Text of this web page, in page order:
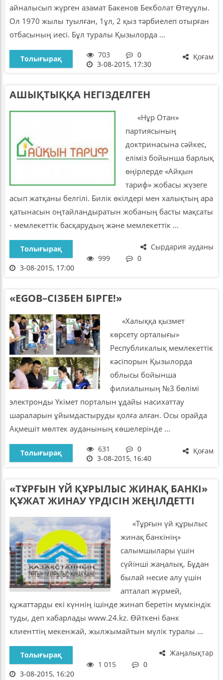
айналысып жүрген азамат Бакенов Бекболат Өтеуұлы.
Ол 1970 жылы туылған, 1ұл, 2 қыз тәрбиелеп отырған
отбасының иесі. Бұл туралы Қызылорда ...
Қоғам
Толығырақ 703
0
3-08-2015, 17:30
АШЫҚТЫҚҚА НЕГІЗДЕЛГЕН
«Нұр Отан»
партиясының
доктринасына сәйкес,
еліміз бойынша барлық
өңірлерде «Айқын
тариф» жобасы жүзеге
асып жатқаны белгілі. Билік өкілдері мен халықтың ара
қатынасын оңтайландыратын жобаның басты мақсаты
- мемлекеттік басқарудың және мемлекеттік ...
Сырдария ауданы
Толығырақ
999
0
3-08-2015, 17:00
«EGOB–СІЗБЕН БІРГЕ!»
«Халыққа қызмет
көрсету орталығы»
Республикалық мемлекеттік
кәсіпорын Қызылорда
облысы бойынша
филиалының №3 бөлімі
электронды Үкімет порталын ұдайы насихаттау
шараларын ұйымдастыруды қолға алған. Осы орайда
Ақмешіт мөлтек ауданының көшелерінде ...
Қоғам
Толығырақ 631
0
3-08-2015, 16:40
«ТҰРҒЫН ҮЙ ҚҰРЫЛЫС ЖИНАҚ БАНКІ»
ҚҰЖАТ ЖИНАУ ҮРДІСІН ЖЕҢІЛДЕТТІ
«Тұрғын үй құрылыс
жинақ банкінің»
салымшылары үшін
сүйінші жаңалық. Бұдан
былай несие алу үшін
апталап жүрмей,
құжаттарды екі күннің ішінде жинап беретін мүмкіндік
туды, деп хабарлады www.24.kz. Өйткені банк
клиенттің мекенжай, жылжымайтын мүлік туралы ...
Жаңалықтар
Толығырақ
1 015
0
3-08-2015, 16:20